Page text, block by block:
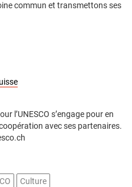
commun et transmettons ses
l’UNESCO s’engage pour en
avec ses partenaires.
Culture